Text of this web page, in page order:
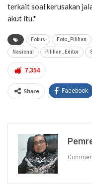
terkait soal kerusakan
akut itu.*
Fokus Foto_Pilihan
Nasional Pilihan_Editor
7,354
Share Facebook